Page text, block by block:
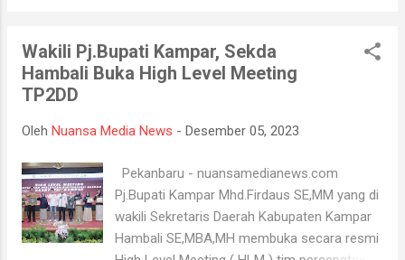
seribu jemaah sholawat binaan Kepala
Bapenda Kabupaten Kampar Ir. Hj. Kholidah,
dan keluarga besar Bapenda Kabupaten
suami dari Kepala Bapenda Kabupaten
Kampar Ir. Hj. Kholidah, MM, Ketua RW 06
Wiratama Kelurahan Langgini H. Yurmailis
Wakili Pj.Bupati Kampar, Sekda
Hambali Buka High Level Meeting
TP2DD
Oleh Nuansa Media News - Desember 05, 2023
Pekanbaru - nuansamedianews.com
Pj.Bupati Kampar Mhd.Firdaus SE,MM yang di
wakili Sekretaris Daerah Kabupaten Kampar
Hambali SE,MBA,MH membuka secara resmi